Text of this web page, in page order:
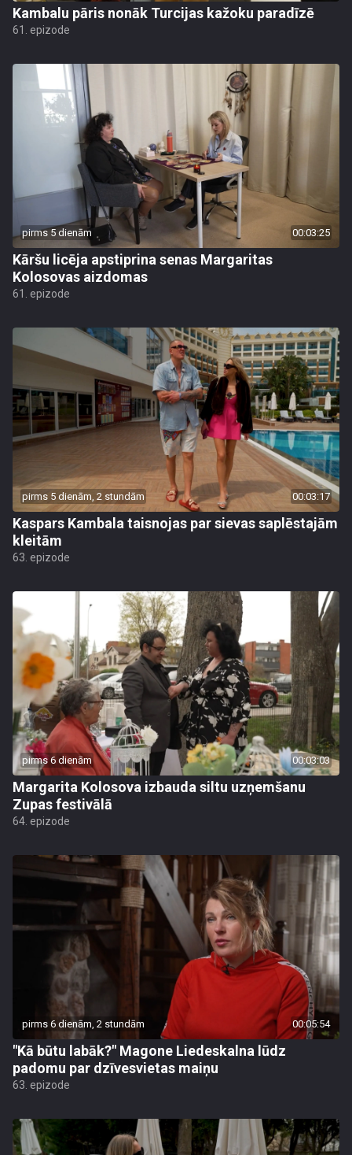
Kambalu pāris nonāk Turcijas kažoku paradīzē
61. epizode
pirms 5 dienām 00:03:25
Kāršu licēja apstiprina senas Margaritas
Kolosovas aizdomas
61. epizode
pirms 5 dienām, 2 stundām 00:03:17
Kaspars Kambala taisnojas par sievas saplēstajām
kleitām
63. epizode
pirms 6 dienām 00:03:03
Margarita Kolosova izbauda siltu uzņemšanu
Zupas festivālā
64. epizode
pirms 6 dienām, 2 stundām 00:05:54
"Kā būtu labāk?" Magone Liedeskalna lūdz
padomu par dzīvesvietas maiņu
63. epizode